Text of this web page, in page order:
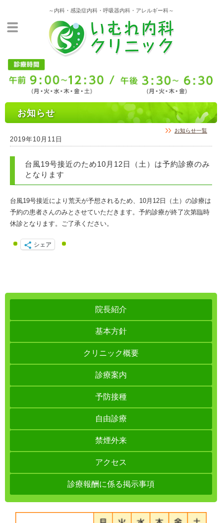
～内科・感染症内科・呼吸器内科・アレルギー科～
お知らせ
お知らせ一覧
2019年10月11日
台風19号接近のため10月12日（土）は予約診療のみ
となります
台風19号接近により荒天が予想されるため、10月12日（土）の診療は
予約の患者さんのみとさせていただきます。予約診療が終了次第臨時
休診となります。ご了承ください。
シェア
院長紹介
基本方針
クリニック概要
診療案内
予防接種
自由診療
禁煙外来
アクセス
診療報酬に係る掲示事項